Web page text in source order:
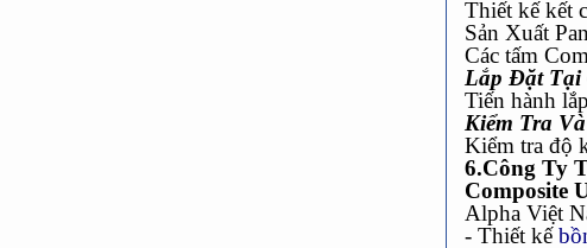
Thiết kế kết
Sản Xuất
Các tấm
Lắp Đặt Tại
Tiến hành
Kiểm Tra
Kiểm tra độ
6.Công Ty
Composite
Alpha Việt
- Thiết kế